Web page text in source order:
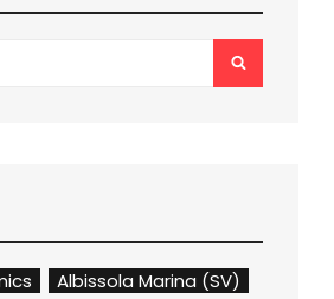
SEARCH
Albissola Marina (SV)